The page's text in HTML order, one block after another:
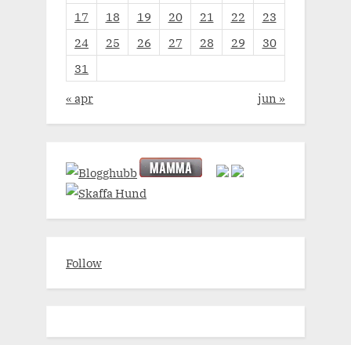
17
18 19 20 21 22
23
24
25 26 27 28 29
30
31
« apr
jun »
Follow